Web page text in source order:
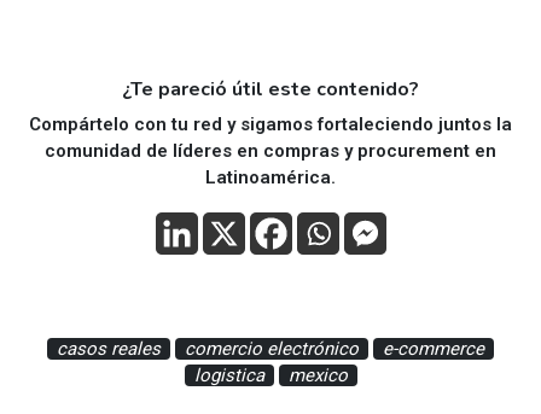
¿Te pareció útil este contenido?
Compártelo con tu red y sigamos fortaleciendo juntos la
comunidad de líderes en compras y procurement en
Latinoamérica.
casos reales comercio electrónico
e-commerce
logistica
mexico